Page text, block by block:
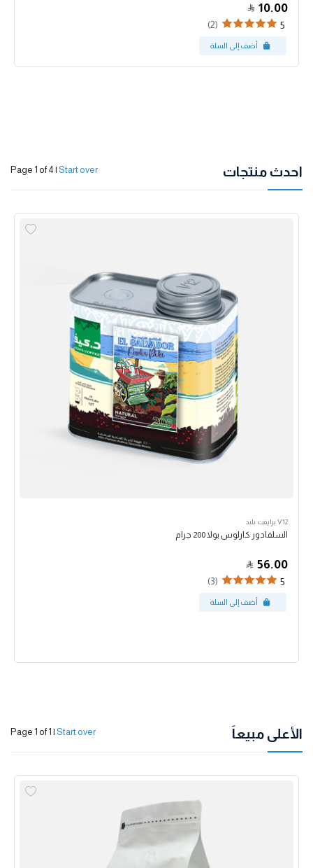
10.00
5
(2)
احدث منتجات Page 1 of 4 | Start over
V12 برايفت بلند
السلفادور كارلوس بولا 200 جرام
56.00
5
(3)
الأعلى مبيعاً Page 1 of 1 | Start over